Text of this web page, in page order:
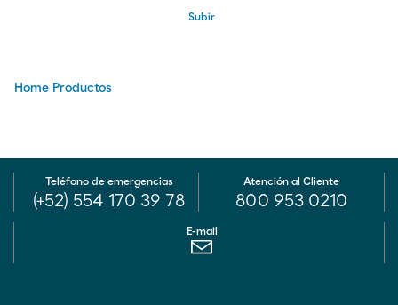
Subir
Home Productos
Teléfono de emergencias
(+52) 554 170 39 78
E-mail
Atención al Cliente
800 953 0210